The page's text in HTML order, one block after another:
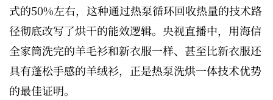
式的50%左右，这种通过热泵循环回收热量的技术路
径彻底改写了烘干的能效逻辑。央视直播中，用海信
全家筒洗完的羊毛衫和新衣服一样、甚至比新衣服还
具有蓬松手感的羊绒衫，正是热泵洗烘一体技术优势
的最佳证明。